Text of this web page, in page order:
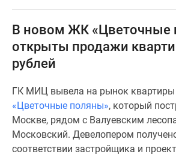
Готовые
новостройки
Новостройки
карте
предложения
Коммерческие
помещения
Продавцы
В новом ЖК «Цветочные
открыты продажи
рублей
ГК МИЦ вывела на рынок
«Цветочные поляны», который
Москве, рядом с Валуевским
Московский. Девелопером
соответствии застройщика и